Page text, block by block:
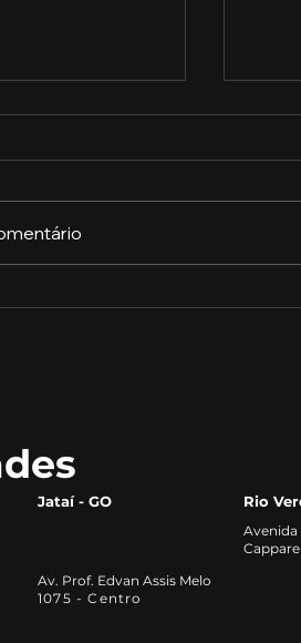
Jataí - GO
Av. Prof. Edvan Assis Melo
1075 - Centro
Rio